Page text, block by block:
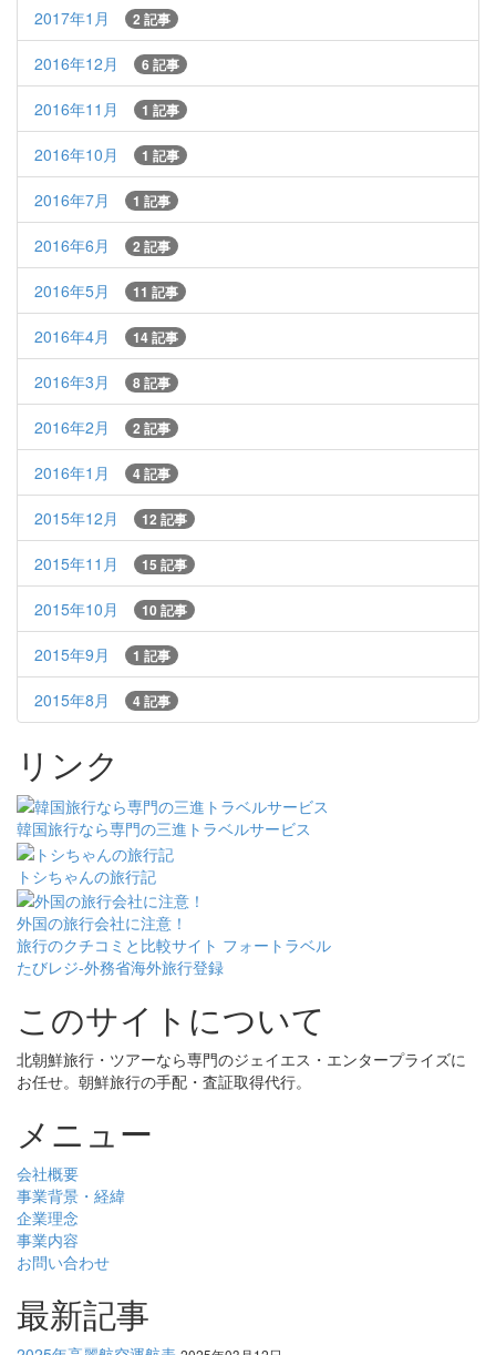
2017年1月 2 記事
2016年12月 6 記事
2016年11月 1 記事
2016年10月 1 記事
2016年7月 1 記事
2016年6月 2 記事
2016年5月 11 記事
2016年4月 14 記事
2016年3月 8 記事
2016年2月 2 記事
2016年1月 4 記事
2015年12月 12 記事
2015年11月 15 記事
2015年10月 10 記事
2015年9月 1 記事
2015年8月 4 記事
リンク
韓国旅行なら専門の三進トラベルサービス
トシちゃんの旅行記
外国の旅行会社に注意！
旅行のクチコミと比較サイト フォートラベル
たびレジ-外務省海外旅行登録
このサイトについて
北朝鮮旅行・ツアーなら専門のジェイエス・エンタープライズに
お任せ。朝鮮旅行の手配・査証取得代行。
メニュー
会社概要
事業背景・経緯
企業理念
事業内容
お問い合わせ
最新記事